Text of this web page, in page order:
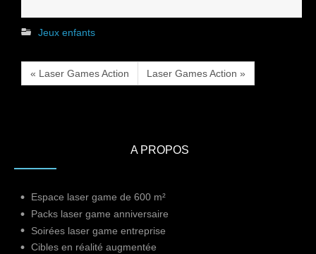
Jeux enfants
« Laser Games Action Laser Games Action »
A PROPOS
Espace laser game de 600 m²
Packs laser game anniversaire
Soirées laser game entreprise
Cibles en réalité augmentée